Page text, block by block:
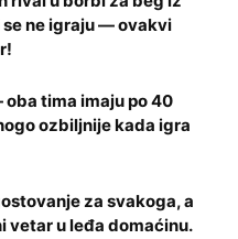
se ne igraju — ovakvi
tima imaju po 40
ozbiljnije kada igra
za svakoga, a
vetar u leđa domaćinu.